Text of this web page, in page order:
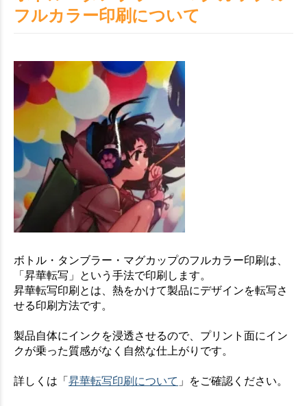
お買い物を続ける カートへ進む
フルカラー印刷について
ボトル・タンブラー・マグカップのフルカラー印刷は、
「昇華転写」という手法で印刷します。
昇華転写印刷とは、熱をかけて製品にデザインを転写さ
せる印刷方法です。
製品自体にインクを浸透させるので、プリント面にイン
クが乗った質感がなく自然な仕上がりです。
詳しくは「 昇華転写印刷について 」をご確認ください。